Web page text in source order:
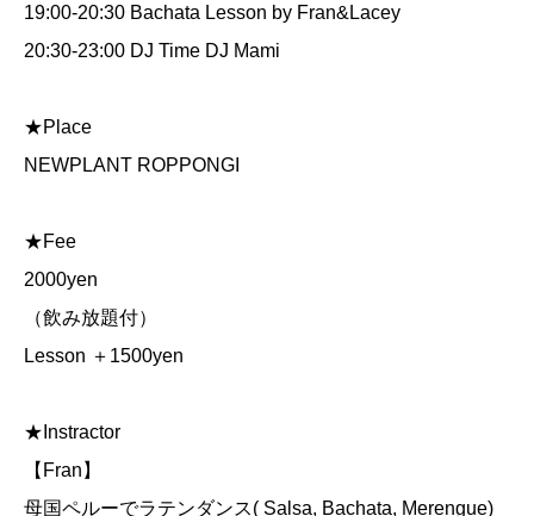
19:00-20:30 Bachata Lesson by Fran&Lacey
20:30-23:00 DJ Time DJ Mami
★Place
NEWPLANT ROPPONGI
★Fee
2000yen
（飲み放題付）
Lesson ＋1500yen
★Instractor
【Fran】
母国ペルーでラテンダンス( Salsa, Bachata, Merengue)